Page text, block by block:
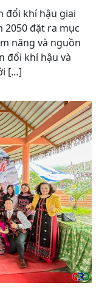
đổi khí hậu giai
2050 đặt ra mục
năng và nguồn
đổi khí hậu và
[…]